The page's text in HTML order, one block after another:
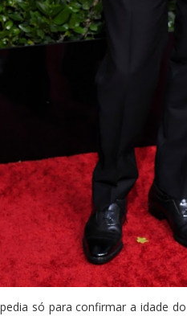
só para confirmar a idade